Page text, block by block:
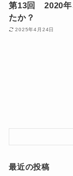
第13回 2020年
たか？
2025年4月24日
最近の投稿